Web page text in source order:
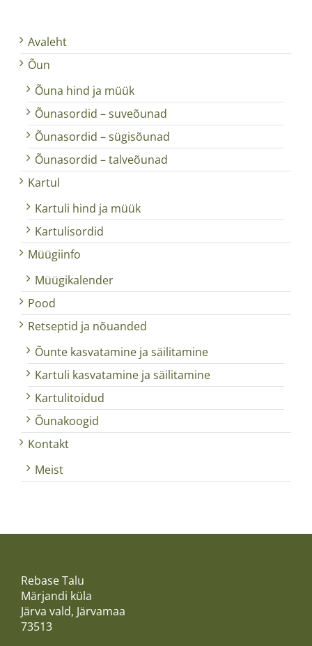
Avaleht
Õun
Õuna hind ja müük
Õunasordid – suveõunad
Õunasordid – sügisõunad
Õunasordid – talveõunad
Kartul
Kartuli hind ja müük
Kartulisordid
Müügiinfo
Müügikalender
Pood
Retseptid ja nõuanded
Õunte kasvatamine ja säilitamine
Kartuli kasvatamine ja säilitamine
Kartulitoidud
Õunakoogid
Kontakt
Meist
Rebase Talu
Märjandi küla
Järva vald, Järvamaa
73513